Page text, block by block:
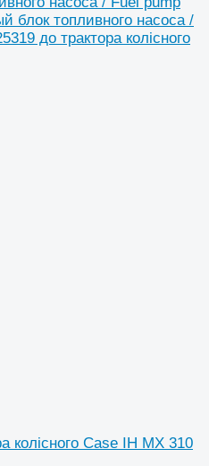
блок топливного насоса /
до трактора колісного
колісного Case IH MX 310